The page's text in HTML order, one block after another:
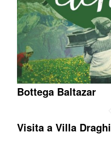
Bottega Baltazar
Visita a Villa Draghi